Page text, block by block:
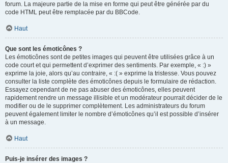
forum. La majeure partie de la mise en forme qui peut être générée par du
code HTML peut être remplacée par du BBCode.
Haut
Que sont les émoticônes ?
Les émoticônes sont de petites images qui peuvent être utilisées grâce à un
code court et qui permettent d’exprimer des sentiments. Par exemple, « :) »
exprime la joie, alors qu’au contraire, « :( » exprime la tristesse. Vous pouvez
consulter la liste complète des émoticônes depuis le formulaire de rédaction.
Essayez cependant de ne pas abuser des émoticônes, elles peuvent
rapidement rendre un message illisible et un modérateur pourrait décider de le
modifier ou de le supprimer complètement. Les administrateurs du forum
peuvent également limiter le nombre d’émoticônes qu’il est possible d’insérer
à un message.
Haut
Puis-je insérer des images ?